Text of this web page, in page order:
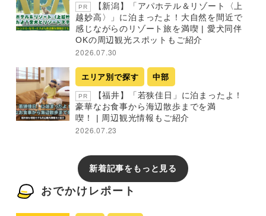
PR
【新潟】「アパホテル＆リゾート〈上
越妙高〉」に泊まったよ！大自然を間近で
感じながらのリゾート旅を満喫 | 愛犬同伴
OKの周辺観光スポットもご紹介
2026.07.30
エリア別で探す 中部
PR
【福井】「若狭佳日」に泊まったよ！
豪華なお食事から海辺散歩までを満
喫！ | 周辺観光情報もご紹介
2026.07.23
新着記事をもっと見る
おでかけレポート